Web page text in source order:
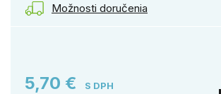
Možnosti doručenia
5,70 € S DPH